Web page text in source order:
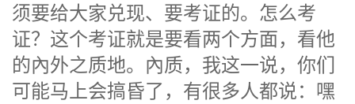
须要给大家兑现、要考证的。怎么考
证？这个考证就是要看两个方面，看他
的內外之质地。內质，我这一说，你们
可能马上会搞昏了，有很多人都说：嘿